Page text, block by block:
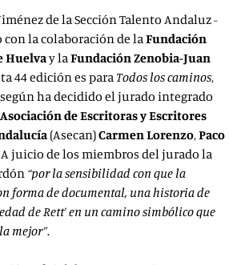
de la Sección Talento Andaluz -
la colaboración de laFundación
Huelvay laFundaciónZenobia-Juan
44 edición es para Todos los caminos,
ha decidido el jurado integrado
Asociación de Escritoras y Escritores
(Asecan)Carmen Lorenzo,Paco
A juicio de los miembros del jurado la
“por la sensibilidad con que la
forma de documental, una historia de
de Rett’ en un camino simbólico que
mejor”.